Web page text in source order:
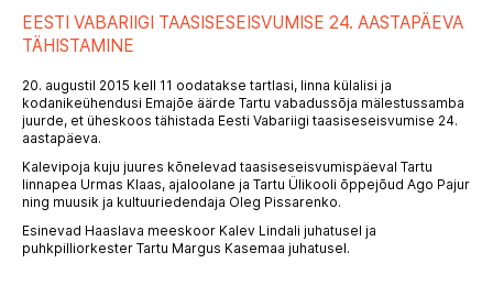
EESTI VABARIIGI TAASISESEISVUMISE 24. AASTAPÄEVA
TÄHISTAMINE
20. augustil 2015 kell 11 oodatakse tartlasi, linna külalisi ja
kodanikeühendusi Emajõe äärde Tartu vabadussõja mälestussamba
juurde, et üheskoos tähistada Eesti Vabariigi taasiseseisvumise 24.
aastapäeva.
Kalevipoja kuju juures kõnelevad taasiseseisvumispäeval Tartu
linnapea Urmas Klaas, ajaloolane ja Tartu Ülikooli õppejõud Ago Pajur
ning muusik ja kultuuriedendaja Oleg Pissarenko.
Esinevad Haaslava meeskoor Kalev Lindali juhatusel ja
puhkpilliorkester Tartu Margus Kasemaa juhatusel.